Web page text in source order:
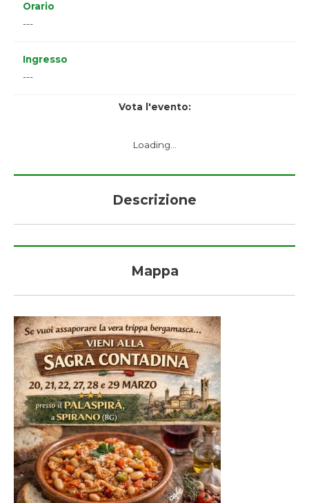
Orario
---
Ingresso
---
Vota l'evento:
Loading...
Descrizione
Mappa